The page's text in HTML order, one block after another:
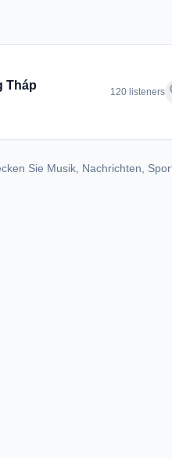
Tháp 120 listeners
Sie Musik, Nachrichten,